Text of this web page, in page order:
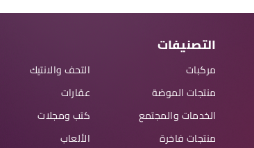
التصنيفات
مركبات
منتجات الموضة
الخدمات والمجتمع
منتجات فاخرة
التحف والانتيك
عقارات
كتب ومجلات
الألعاب